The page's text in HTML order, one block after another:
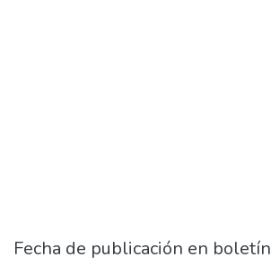
Fecha de publicación en boletín